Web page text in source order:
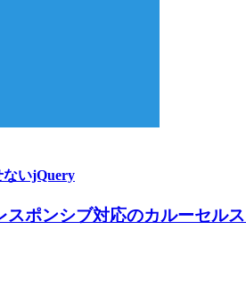
ないjQuery
スポンシブ対応のカルーセル